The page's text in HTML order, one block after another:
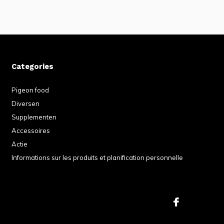
Categories
Pigeon food
Diversen
Supplementen
Accessoires
Actie
Informations sur les produits et planification personnelle